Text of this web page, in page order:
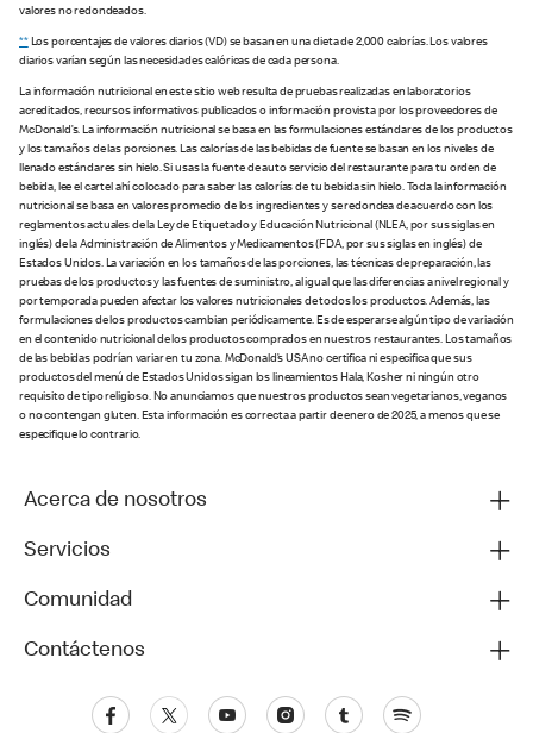
valores no redondeados.
**Los porcentajes de valores diarios (VD) se basan en una dieta de 2,000 calorías. Los valores
diarios varían según las necesidades calóricas de cada persona.
La información nutricional en este sitio web resulta de pruebas realizadas en laboratorios
acreditados, recursos informativos publicados o información provista por los proveedores de
McDonald’s. La información nutricional se basa en las formulaciones estándares de los productos
y los tamaños de las porciones. Las calorías de las bebidas de fuente se basan en los niveles de
llenado estándares sin hielo. Si usas la fuente de auto servicio del restaurante para tu orden de
bebida, lee el cartel ahí colocado para saber las calorías de tu bebida sin hielo. Toda la información
nutricional se basa en valores promedio de los ingredientes y se redondea de acuerdo con los
reglamentos actuales de la Ley de Etiquetado y Educación Nutricional (NLEA, por sus siglas en
inglés) de la Administración de Alimentos y Medicamentos (FDA, por sus siglas en inglés) de
Estados Unidos. La variación en los tamaños de las porciones, las técnicas de preparación, las
pruebas de los productos y las fuentes de suministro, al igual que las diferencias a nivel regional y
por temporada pueden afectar los valores nutricionales de todos los productos. Además, las
formulaciones de los productos cambian periódicamente. Es de esperarse algún tipo de variación
en el contenido nutricional de los productos comprados en nuestros restaurantes. Los tamaños
de las bebidas podrían variar en tu zona. McDonald’s USA no certifica ni especifica que sus
productos del menú de Estados Unidos sigan los lineamientos Hala, Kosher ni ningún otro
requisito de tipo religioso. No anunciamos que nuestros productos sean vegetarianos, veganos
o no contengan gluten. Esta información es correcta a partir de enero de 2025, a menos que se
especifique lo contrario.
Acerca de nosotros
Servicios
Comunidad
Contáctenos